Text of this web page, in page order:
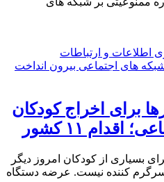
اطلاعات و ارتباطات
برای اخراج کودکان
۱۱ کشور
بسیاری از کودکان امروز دیگر
کننده نیست. عرضه دستگاه